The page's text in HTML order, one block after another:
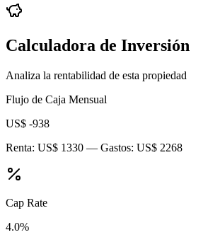
Calculadora de Inversión
Analiza la rentabilidad de esta propiedad
Flujo de Caja Mensual
US$ -938
Renta: US$ 1330 — Gastos: US$ 2268
Cap Rate
4.0%